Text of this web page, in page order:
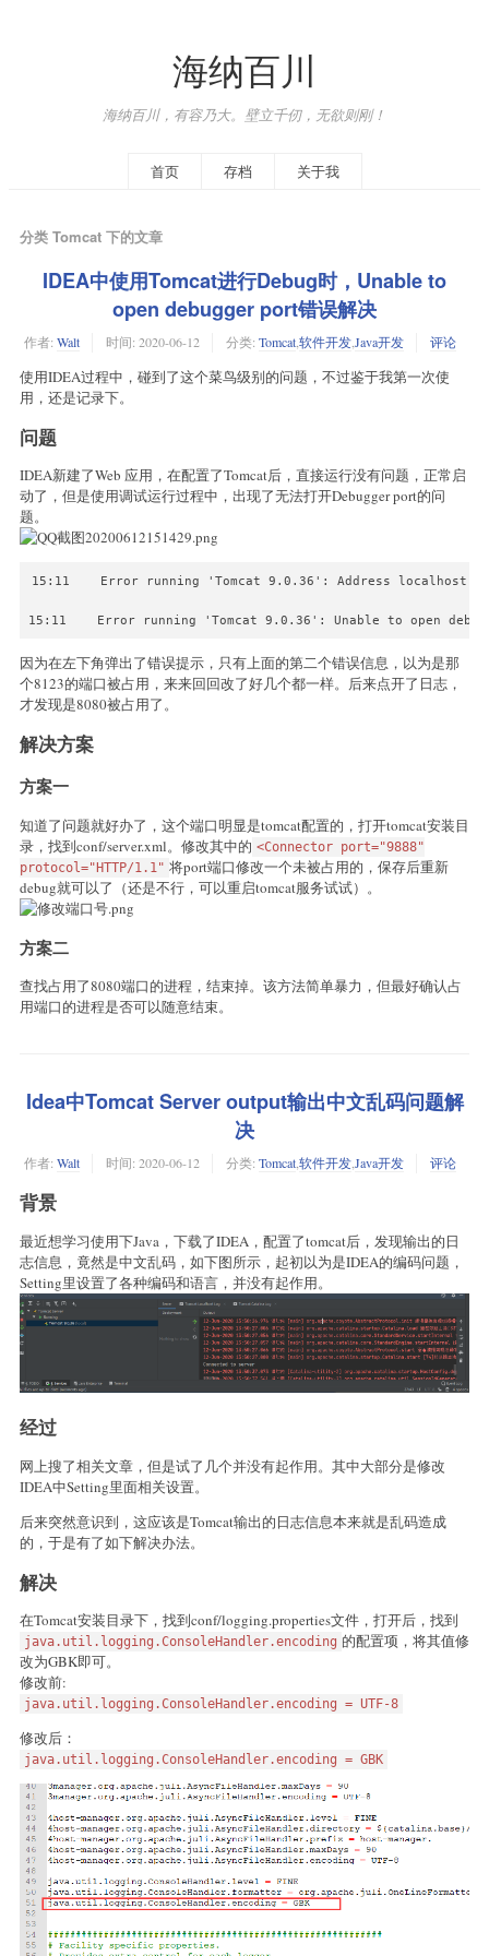
海纳百川
海纳百川，有容乃大。壁立千仞，无欲则刚！
首页 存档 关于我
分类 Tomcat 下的文章
IDEA中使用Tomcat进行Debug时，Unable to
open debugger port错误解决
作者: Walt 时间: 2020-06-12 分类: Tomcat软件开发Java开发 评论
使用IDEA过程中，碰到了这个菜鸟级别的问题，不过鉴于我第一次使
用，还是记录下。
问题
IDEA新建了Web 应用，在配置了Tomcat后，直接运行没有问题，正常启
动了，但是使用调试运行过程中，出现了无法打开Debugger port的问
题。
15:11    Error running 'Tomcat 9.0.36': Address
15:11    Error running 'Tomcat 9.0.36': Unable to open
因为在左下角弹出了错误提示，只有上面的第二个错误信息，以为是那
个8123的端口被占用，来来回回改了好几个都一样。后来点开了日志，
才发现是8080被占用了。
解决方案
方案一
知道了问题就好办了，这个端口明显是tomcat配置的，打开tomcat安装目
录，找到conf/server.xml。修改其中的 <Connector port="9888"
protocol="HTTP/1.1" 将port端口修改一个未被占用的，保存后重新
debug就可以了（还是不行，可以重启tomcat服务试试）。
方案二
查找占用了8080端口的进程，结束掉。该方法简单暴力，但最好确认占
用端口的进程是否可以随意结束。
Idea中Tomcat Server output输出中文乱码问题解
决
作者: Walt 时间: 2020-06-12 分类: Tomcat,软件开发,Java开发 评论
背景
最近想学习使用下Java，下载了IDEA，配置了tomcat后，发现输出的日
志信息，竟然是中文乱码，如下图所示，起初以为是IDEA的编码问题，
Setting里设置了各种编码和语言，并没有起作用。
经过
网上搜了相关文章，但是试了几个并没有起作用。其中大部分是修改
IDEA中Setting里面相关设置。
后来突然意识到，这应该是Tomcat输出的日志信息本来就是乱码造成
的，于是有了如下解决办法。
解决
在Tomcat安装目录下，找到conf/logging.properties文件，打开后，找到
java.util.logging.ConsoleHandler.encoding 的配置项，将其值修
改为GBK即可。
修改前:
java.util.logging.ConsoleHandler.encoding = UTF-8
修改后：
java.util.logging.ConsoleHandler.encoding = GBK